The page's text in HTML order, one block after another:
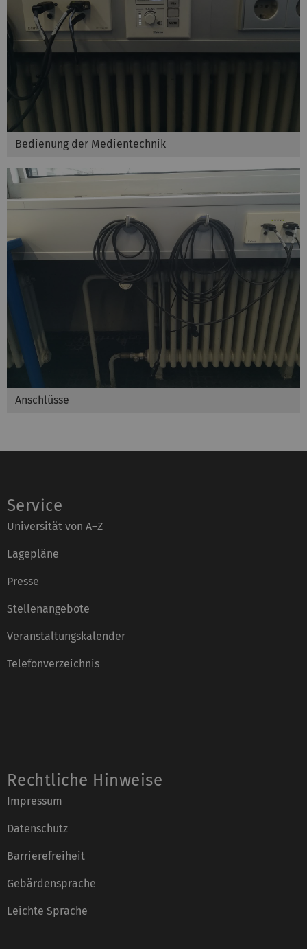
Bedienung der Medientechnik
Anschlüsse
Service
Universität von A–Z
Lagepläne
Presse
Stellenangebote
Veranstaltungskalender
Telefonverzeichnis
Rechtliche Hinweise
Impressum
Datenschutz
Barrierefreiheit
Gebärdensprache
Leichte Sprache